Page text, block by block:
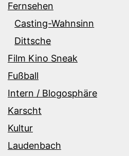
Fernsehen
Casting-Wahnsinn
Dittsche
Film Kino Sneak
Fußball
Intern / Blogosphäre
Karscht
Kultur
Laudenbach